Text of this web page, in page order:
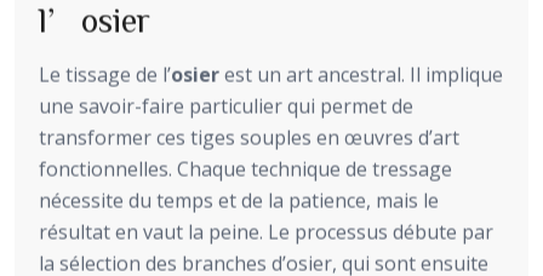
l’osier
Le tissage de l’osierest un art ancestral. Il implique
une savoir-faire particulier qui permet de
transformer ces tiges souples en œuvres d’art
fonctionnelles. Chaque technique de tressage
nécessite du temps et de la patience, mais le
résultat en vaut la peine. Le processus débute par
la sélection des branches d’osier, qui sont ensuite